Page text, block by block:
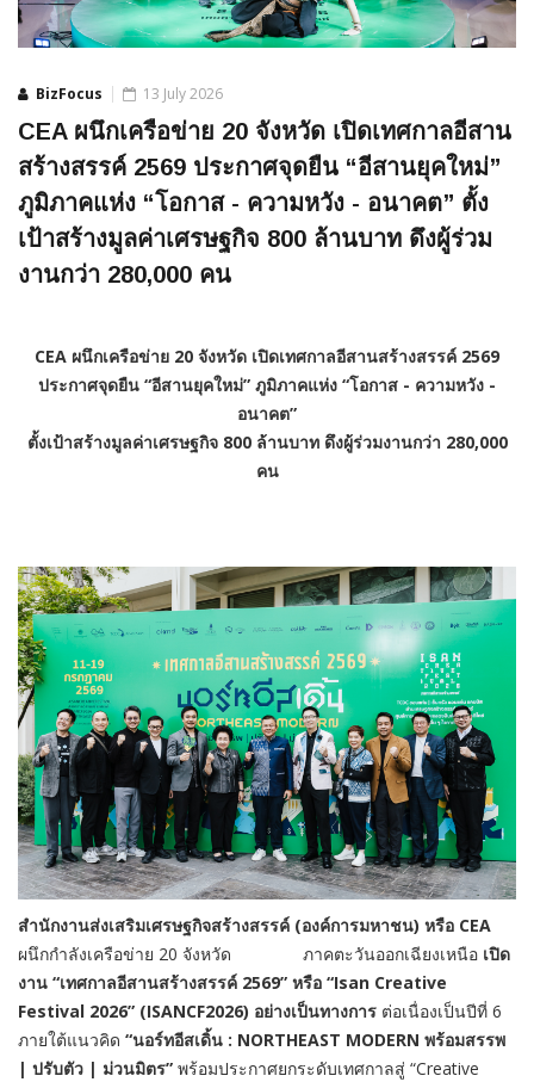
BizFocus 13 July 2026
CEA ผนึกเครือข่าย 20 จังหวัด เปิดเทศกาลอีสาน
สร้างสรรค์ 2569 ประกาศจุดยืน “อีสานยุคใหม่”
ภูมิภาคแห่ง “โอกาส - ความหวัง - อนาคต” ตั้ง
เป้าสร้างมูลค่าเศรษฐกิจ 800 ล้านบาท ดึงผู้ร่วม
งานกว่า 280,000 คน
CEA ผนึกเครือข่าย 20 จังหวัด เปิดเทศกาลอีสานสร้างสรรค์ 2569
ประกาศจุดยืน “อีสานยุคใหม่” ภูมิภาคแห่ง “โอกาส - ความหวัง -
อนาคต”
ตั้งเป้าสร้างมูลค่าเศรษฐกิจ 800 ล้านบาท ดึงผู้ร่วมงานกว่า 280,000
คน
สำนักงานส่งเสริมเศรษฐกิจสร้างสรรค์ (องค์การมหาชน) หรือ CEA
ผนึกกำลังเครือข่าย 20 จังหวัด ภาคตะวันออกเฉียงเหนือ เปิด
งาน “เทศกาลอีสานสร้างสรรค์ 2569” หรือ “Isan Creative
Festival 2026” (ISANCF2026) อย่างเป็นทางการ ต่อเนื่องเป็นปีที่ 6
ภายใต้แนวคิด “นอร์ทอีสเดิ้น : NORTHEAST MODERN พร้อมสรรพ
| ปรับตัว | ม่วนมิตร” พร้อมประกาศยกระดับเทศกาลสู่ “Creative